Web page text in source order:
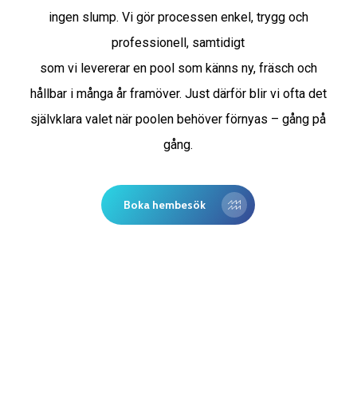
ingen slump. Vi gör processen enkel, trygg och
professionell, samtidigt
som vi levererar en pool som känns ny, fräsch och
hållbar i många år framöver. Just därför blir vi ofta det
självklara valet när poolen behöver förnyas – gång på
gång.
Boka hembesök